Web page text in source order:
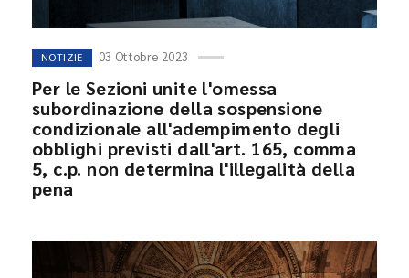
NOTIZIE 03 Ottobre 2023
Per le Sezioni unite l'omessa
subordinazione della sospensione
condizionale all'adempimento degli
obblighi previsti dall'art. 165, comma
5, c.p. non determina l'illegalità della
pena